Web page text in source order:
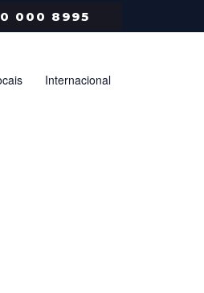
000 8995
Internacional